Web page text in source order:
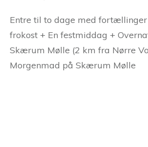
Entre til to dage med
frokost + En festmiddag +
Skærum Mølle (2 km fra Nørre
Morgenmad på Skærum Mølle